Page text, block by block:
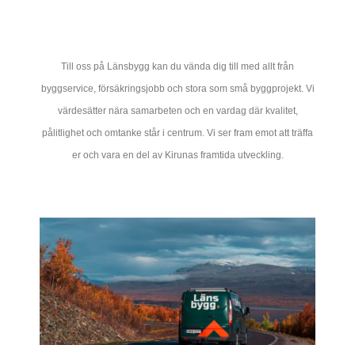
Till oss på Länsbygg kan du vända dig till med allt från
byggservice, försäkringsjobb och stora som små byggprojekt. Vi
värdesätter nära samarbeten och en vardag där kvalitet,
pålitlighet och omtanke står i centrum. Vi ser fram emot att träffa
er och vara en del av Kirunas framtida utveckling.